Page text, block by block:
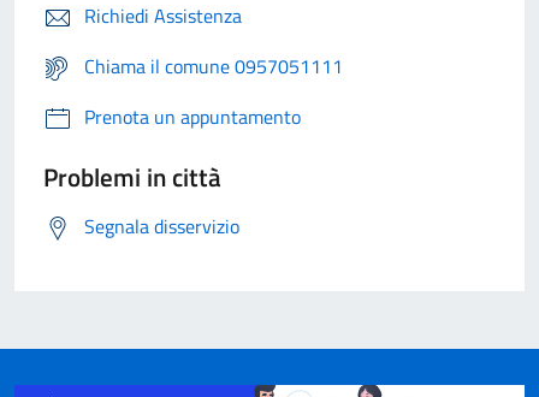
Richiedi Assistenza
Chiama il comune 0957051111
Prenota un appuntamento
Problemi in città
Segnala disservizio